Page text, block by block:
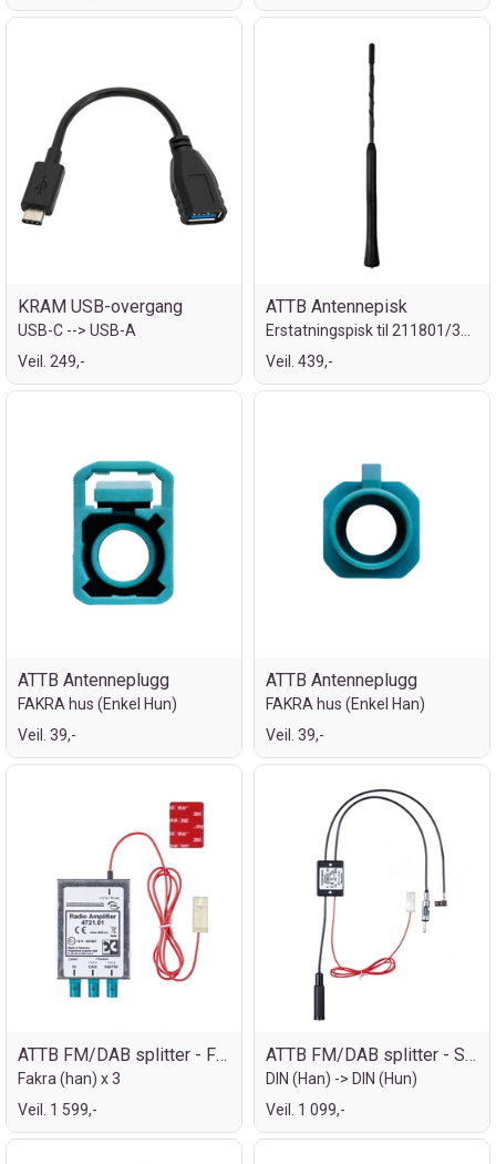
KRAM USB-overgang
USB-C --> USB-A
Veil. 249,-
ATTB Antennepisk
Veil. 439,-
ATTB Antenneplugg
FAKRA hus (Enkel Hun)
Veil. 39,-
ATTB Antenneplugg
FAKRA hus (Enkel Han)
Veil. 39,-
ATTB FM/DAB splitter - Fakra
Fakra (han) x 3
Veil. 1 599,-
ATTB FM/DAB splitter - SMB
DIN (Han) -> DIN (Hun)
Veil. 1 099,-